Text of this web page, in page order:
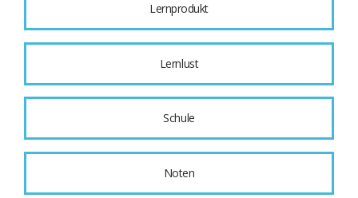
Lernprodukt
Lernlust
Schule
Noten